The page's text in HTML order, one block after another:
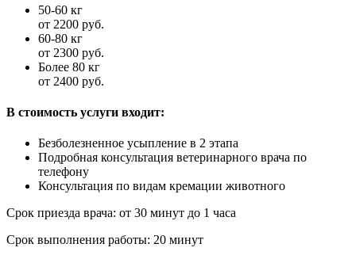
50-60 кг
от 2200 руб.
60-80 кг
от 2300 руб.
Более 80 кг
от 2400 руб.
В стоимость услуги входит:
Безболезненное усыпление в 2 этапа
Подробная консультация ветеринарного врача по
телефону
Консультация по видам кремации животного
Срок приезда врача: от 30 минут до 1 часа
Срок выполнения работы: 20 минут